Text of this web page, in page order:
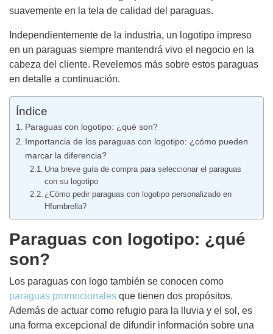
suavemente en la tela de calidad del paraguas.
Independientemente de la industria, un logotipo impreso
en un paraguas siempre mantendrá vivo el negocio en la
cabeza del cliente. Revelemos más sobre estos paraguas
en detalle a continuación.
Índice
Paraguas con logotipo: ¿qué son?
Importancia de los paraguas con logotipo: ¿cómo pueden
marcar la diferencia?
Una breve guía de compra para seleccionar el paraguas
con su logotipo
¿Cómo pedir paraguas con logotipo personalizado en
Hfumbrella?
Paraguas con logotipo: ¿qué
son?
Los paraguas con logo también se conocen como
paraguas promocionales que tienen dos propósitos.
Además de actuar como refugio para la lluvia y el sol, es
una forma excepcional de difundir información sobre una